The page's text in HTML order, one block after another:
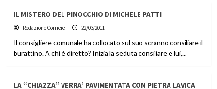
IL MISTERO DEL PINOCCHIO DI MICHELE PATTI
Redazione Corriere 22/03/2011
Il consigliere comunale ha collocato sul suo scranno consiliare il
burattino. A chi è diretto? Inizia la seduta consiliare e lui,...
LA “CHIAZZA” VERRA’ PAVIMENTATA CON PIETRA LAVICA